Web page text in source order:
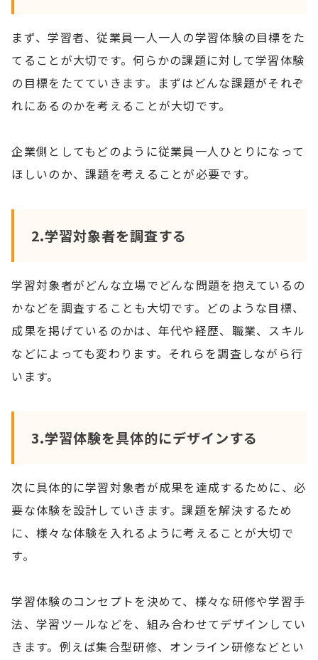
まず、学習者、従業員一人一人の学習体験の目標をた
てることが大切です。何らかの課題に対して学習体験
の目標をたてていきます。まずはどんな課題がそれぞ
れにあるのかを考えることが大切です。
企業側としてもどのように従業員一人ひとりになって
ほしいのか、課題を考えることが必要です。
2.学習対象者を調査する
学習対象者がどんな立場でどんな問題を抱えているの
かなどを調査することも大切です。どのような目標、
成果を掲げているのかは、年代や経歴、職業、スキル
などによっても変わります。それらを調査しながら行
います。
3.学習体験を具体的にデザインする
次に具体的に学習対象者が成果を達成するために、必
要な体験を設計していきます。課題を解決するため
に、様々な体験を入れるように考えることが大切で
す。
学習体験のコンセプトを決めて、様々な研修や学習手
法、学習ツールなどを、組み合わせてデザインしてい
きます。例えば集合型研修、オンライン研修などとい